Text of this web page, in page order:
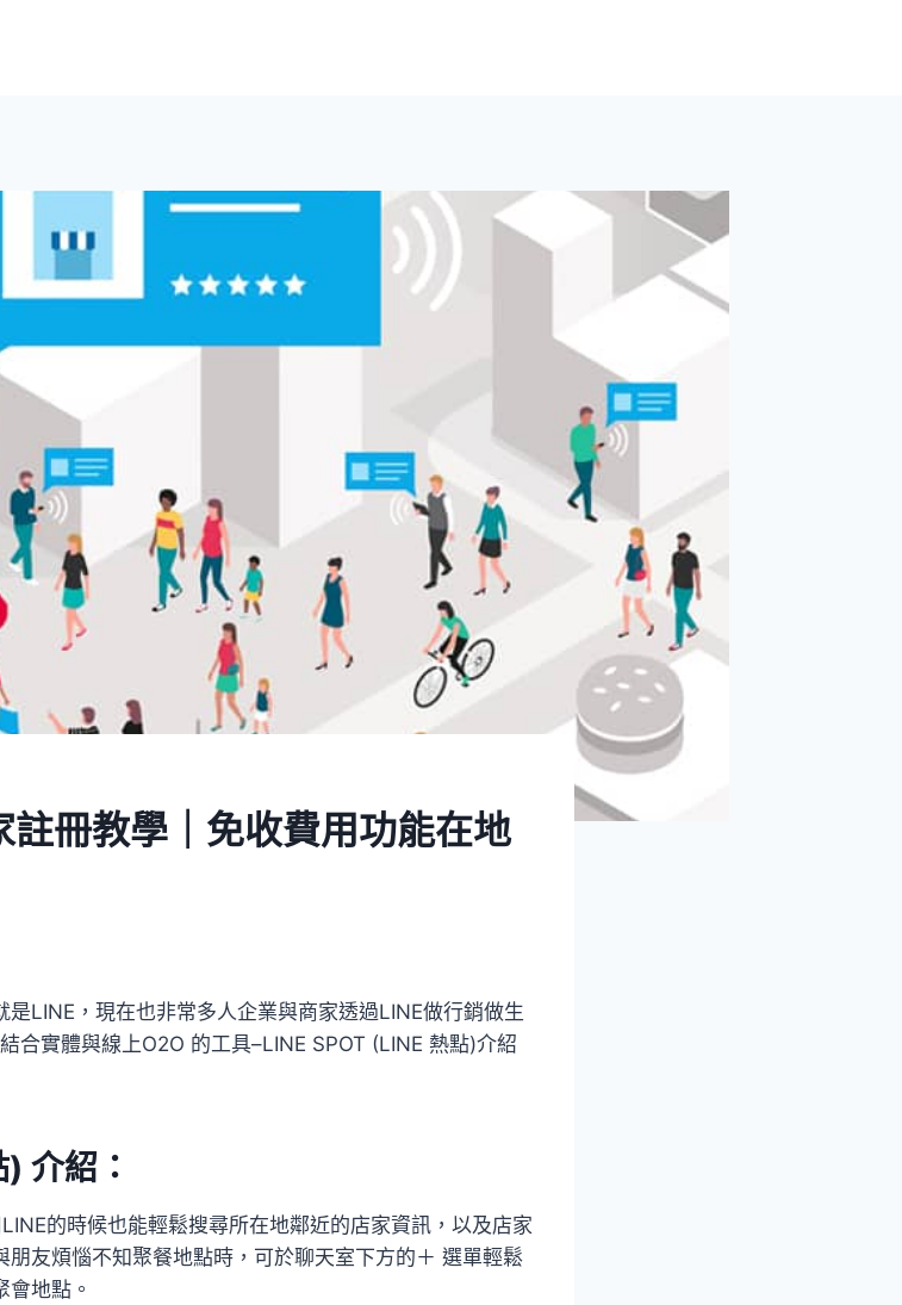
註冊教學｜免收費用功能在地
LINE，現在也非常多人企業與商家透過LINE做行銷做生
合實體與線上O2O 的工具–LINE SPOT (LINE 熱點)介紹
介紹：
的時候也能輕鬆搜尋所在地鄰近的店家資訊，以及店家
友煩惱不知聚餐地點時，可於聊天室下方的＋ 選單輕鬆
地點。